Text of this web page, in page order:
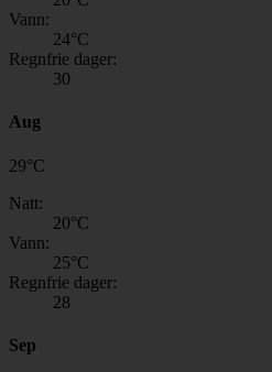
Vann:
24°C
Regnfrie dager:
30
Aug
29°C
Natt:
20°C
Vann:
25°C
Regnfrie dager:
28
Sep